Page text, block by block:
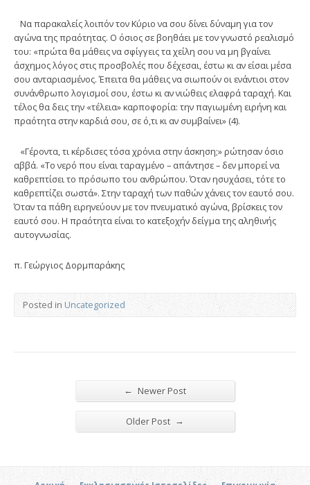
Να παρακαλείς λοιπόν τον Κύριο να σου δίνει δύναμη για τον
αγώνα της πραότητας. Ο όσιος σε βοηθάει με τον γνωστό ρεαλισμό
του: «πρώτα θα μάθεις να σφίγγεις τα χείλη σου να μη βγαίνει
άσχημος λόγος στις προσβολές που δέχεσαι, έστω κι αν είσαι μέσα
σου ανταριασμένος. Έπειτα θα μάθεις να σιωπούν οι ενάντιοι στον
συνάνθρωπο λογισμοί σου, έστω κι αν νιώθεις ελαφρά ταραχή. Και
τέλος θα δεις την «τέλεια» καρποφορία: την παγιωμένη ειρήνη και
πραότητα στην καρδιά σου, σε ό,τι κι αν συμβαίνει» (4).
«Γέροντα, τι κέρδισες τόσα χρόνια στην άσκηση;» ρώτησαν όσιο
αββά. «Το νερό που είναι ταραγμένο – απάντησε – δεν μπορεί να
καθρεπτίσει το πρόσωπο του ανθρώπου. Όταν ησυχάσει, τότε το
καθρεπτίζει σωστά». Στην ταραχή των παθών χάνεις τον εαυτό σου.
Όταν τα πάθη ειρηνεύουν με τον πνευματικό αγώνα, βρίσκεις τον
εαυτό σου. Η πραότητα είναι το κατεξοχήν δείγμα της αληθινής
αυτογνωσίας.
π. Γεώργιος Δορμπαράκης
Posted in Uncategorized
← Newer Post
Older Post →